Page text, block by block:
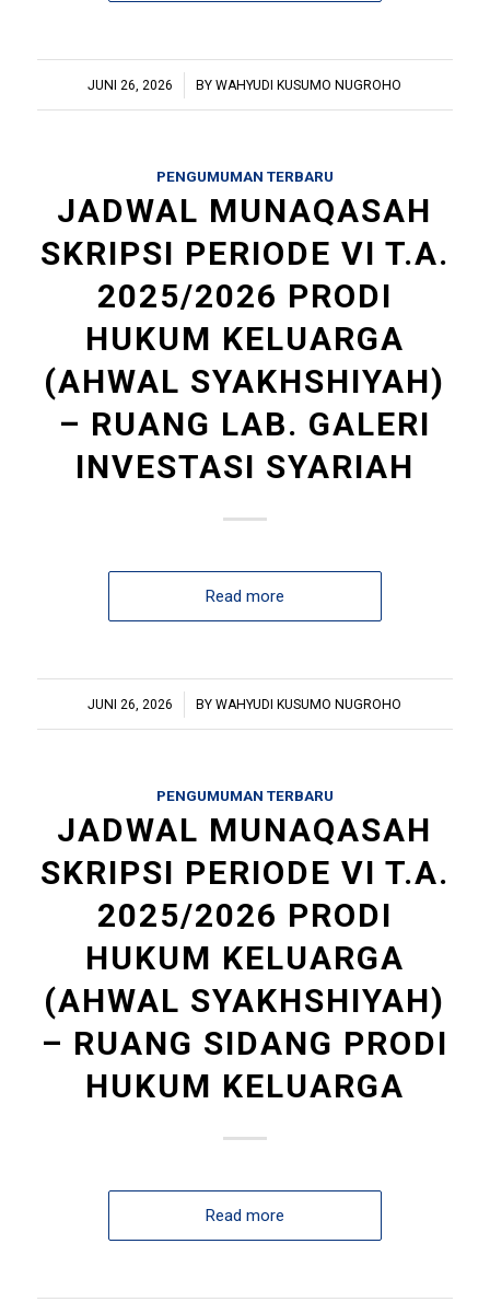
JUNI 26, 2026
/ BYWAHYUDI KUSUMO NUGROHO
PENGUMUMAN TERBARU
JADWAL MUNAQASAH
SKRIPSI PERIODE VI T.A.
2025/2026 PRODI
HUKUM KELUARGA
(AHWAL SYAKHSHIYAH)
– RUANG LAB. GALERI
INVESTASI SYARIAH
Read more
JUNI 26, 2026
/ BYWAHYUDI KUSUMO NUGROHO
PENGUMUMAN TERBARU
JADWAL MUNAQASAH
SKRIPSI PERIODE VI T.A.
2025/2026 PRODI
HUKUM KELUARGA
(AHWAL SYAKHSHIYAH)
– RUANG SIDANG PRODI
HUKUM KELUARGA
Read more